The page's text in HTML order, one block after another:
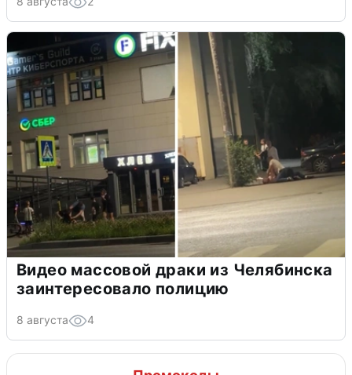
Видео массовой драки из Челябинска
заинтересовало полицию
8 августа 4